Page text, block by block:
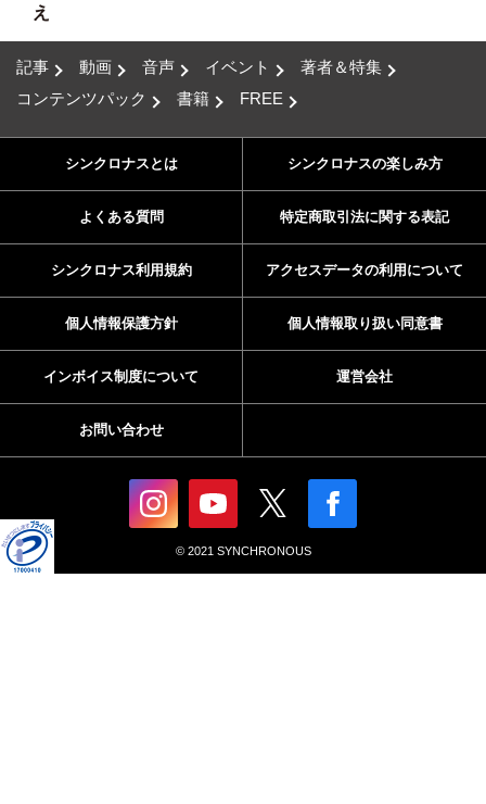
え
記事 動画 音声 イベント
著者＆特集
コンテンツパック
書籍 FREE
シンクロナスとは シンクロナスの楽しみ方
よくある質問 特定商取引法に関する表記
シンクロナス利用規約 アクセスデータの利用について
個人情報保護方針 個人情報取り扱い同意書
インボイス制度について 運営会社
お問い合わせ
© 2021 SYNCHRONOUS